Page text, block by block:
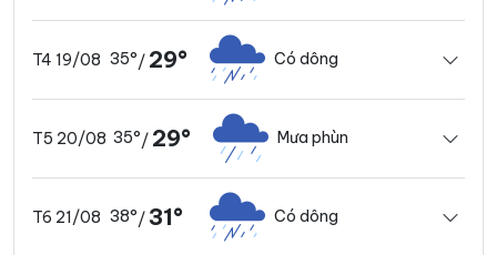
T4 19/08 35°/ 29° Có dông
T5 20/08 35°/ 29° Mưa phùn
T6 21/08 38°/31° Có dông